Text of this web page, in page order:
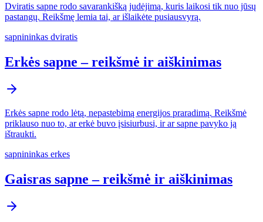
Dviratis sapne rodo savarankišką judėjimą, kuris laikosi tik nuo jūsų
pastangų. Reikšmę lemia tai, ar išlaikėte pusiausvyrą.
sapnininkas dviratis
Erkės sapne – reikšmė ir aiškinimas
Erkės sapne rodo lėtą, nepastebimą energijos praradimą. Reikšmė
priklauso nuo to, ar erkė buvo įsisiurbusi, ir ar sapne pavyko ją
ištraukti.
sapnininkas erkes
Gaisras sapne – reikšmė ir aiškinimas